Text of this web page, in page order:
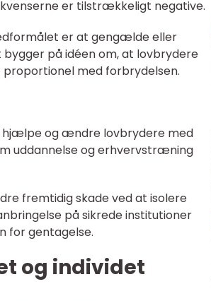
er tilstrækkeligt negative.
er at gengælde eller
på idéen om, at lovbrydere
med forbrydelsen.
hjælpe og ændre lovbrydere med
uddannelse og erhvervstræning
fremtidig skade ved at isolere
på sikrede institutioner
for gentagelse.
og individet